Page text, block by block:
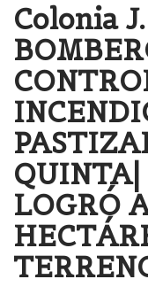
Colonia
QUINTA|
LOGRÓ